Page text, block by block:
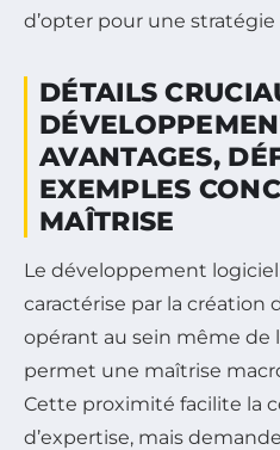
d’opter pour une
DÉTAILS
AVANTAGES,
EXEMPLES
MAÎTRISE
Le développement
caractérise par la création
opérant au sein même de
permet une maîtrise
Cette proximité facilite la
d’expertise, mais